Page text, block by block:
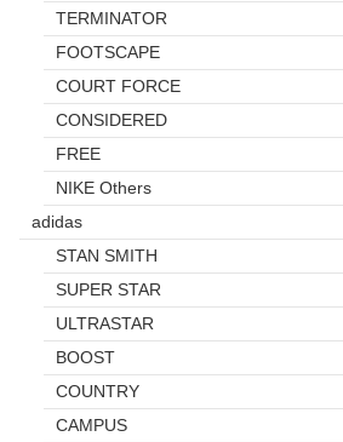
TERMINATOR
FOOTSCAPE
COURT FORCE
CONSIDERED
FREE
NIKE Others
adidas
STAN SMITH
SUPER STAR
ULTRASTAR
BOOST
COUNTRY
CAMPUS